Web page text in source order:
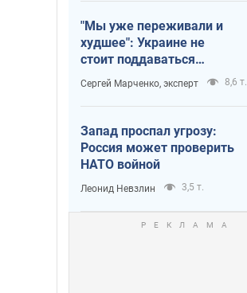
"Мы уже переживали и
худшее": Украине не
стоит поддаваться
отчаянию из-за
ракетного террора
Сергей Марченко, эксперт 8,6 т.
Запад проспал угрозу:
Россия может проверить
НАТО войной
Леонид Невзлин 3,5 т.